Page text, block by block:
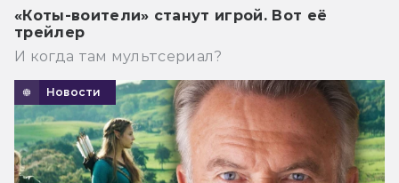
«Коты-воители» станут игрой. Вот её
трейлер
И когда там мультсериал?
Новости